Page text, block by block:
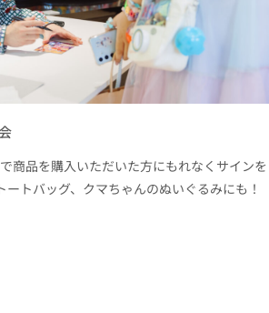
で商品を購入いただいた方にもれなくサインを
ートバッグ、クマちゃんのぬいぐるみにも！